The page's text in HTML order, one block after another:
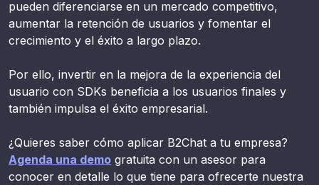
pueden diferenciarse en un mercado competitivo,
aumentar la retención de usuarios y fomentar el
crecimiento y el éxito a largo plazo.
Por ello, invertir en la mejora de la experiencia del
usuario con SDKs beneficia a los usuarios finales y
también impulsa el éxito empresarial.
¿Quieres saber cómo aplicar B2Chat a tu empresa?
Agenda una demo gratuita con un asesor para
conocer en detalle lo que tiene para ofrecerte nuestra